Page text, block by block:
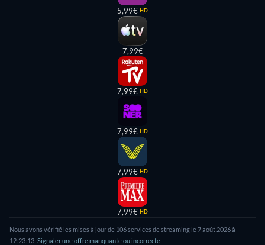
5,99€ HD
7,99€
7,99€ HD
7,99€ HD
7,99€ HD
7,99€ HD
Nous avons vérifié les mises à jour de 106services de streaming le7 août 2026à
12:23:13 Signaler une offre manquante ou incorrecte